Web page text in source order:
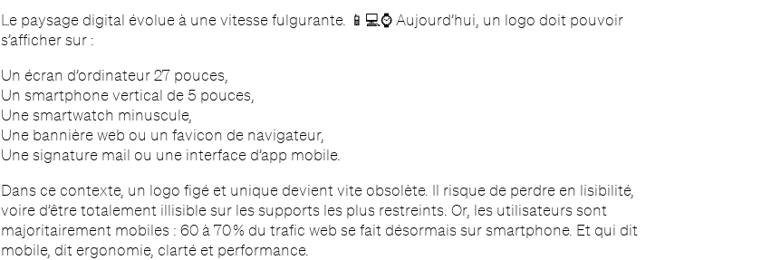
Le paysage digital évolue à une vitesse fulgurante. 📱💻⌚ Aujourd’hui, un logo doit pouvoir
s’afficher sur :
Un écran d’ordinateur 27 pouces,
Un smartphone vertical de 5 pouces,
Une smartwatch minuscule,
Une bannière web ou un favicon de navigateur,
Une signature mail ou une interface d’app mobile.
Dans ce contexte, un logo figé et unique devient vite obsolète. Il risque de perdre en lisibilité,
voire d’être totalement illisible sur les supports les plus restreints. Or, les utilisateurs sont
majoritairement mobiles : 60 à 70 % du trafic web se fait désormais sur smartphone. Et qui dit
mobile, dit ergonomie, clarté et performance.